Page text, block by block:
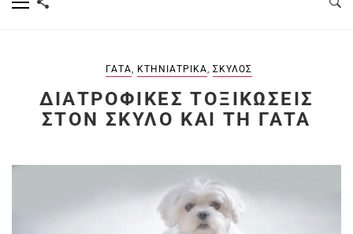
ΓΆΤΑ, ΚΤΗΝΙΑΤΡΙΚΆ, ΣΚΎΛΟΣ
ΔΙΑΤΡΟΦΙΚΈΣ ΤΟΞΙΚΏΣΕΙΣ
ΣΤΟΝ ΣΚΎΛΟ ΚΑΙ ΤΗ ΓΆΤΑ